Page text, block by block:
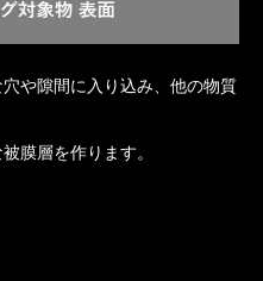
や隙間に入り込み、他の物質
膜層を作ります。